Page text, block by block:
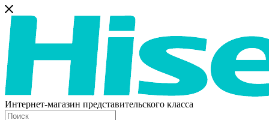
Интернет-магазин представительского класса